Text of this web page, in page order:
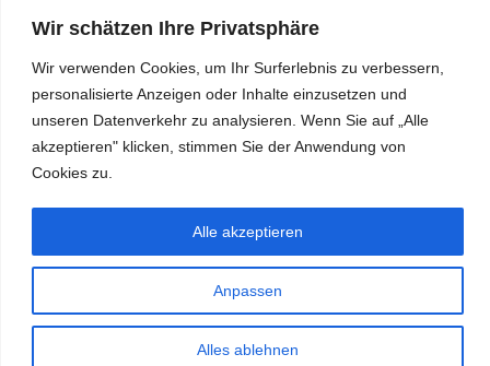
Wir schätzen Ihre Privatsphäre
Wir verwenden Cookies, um Ihr Surferlebnis zu verbessern,
personalisierte Anzeigen oder Inhalte einzusetzen und
unseren Datenverkehr zu analysieren. Wenn Sie auf „Alle
akzeptieren" klicken, stimmen Sie der Anwendung von
Cookies zu.
Anpassen
Alles ablehnen
Alle akzeptieren